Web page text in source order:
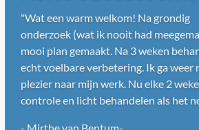
Korte
"Deze praktijk had ik eerder moeten
ontdekken! Wat een lieve, geduldige
vooral kundige therapeuten. Ze
de tijd voor je, geen haastig gedoen en
factuurtje sturen. Ze geven echt om